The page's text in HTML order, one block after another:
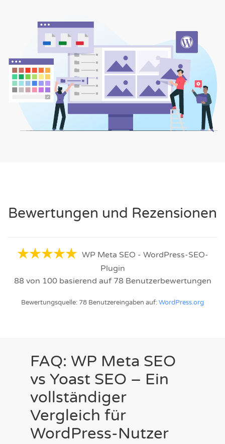
Bewertungen und Rezensionen
WP Meta SEO - WordPress-SEO-
Plugin
88von 100basierend auf 78Benutzerbewertungen
Bewertungsquelle: 78 Benutzereingaben auf:WordPress.org
FAQ: WP Meta SEO
vs Yoast SEO – Ein
vollständiger
Vergleich für
WordPress-Nutzer